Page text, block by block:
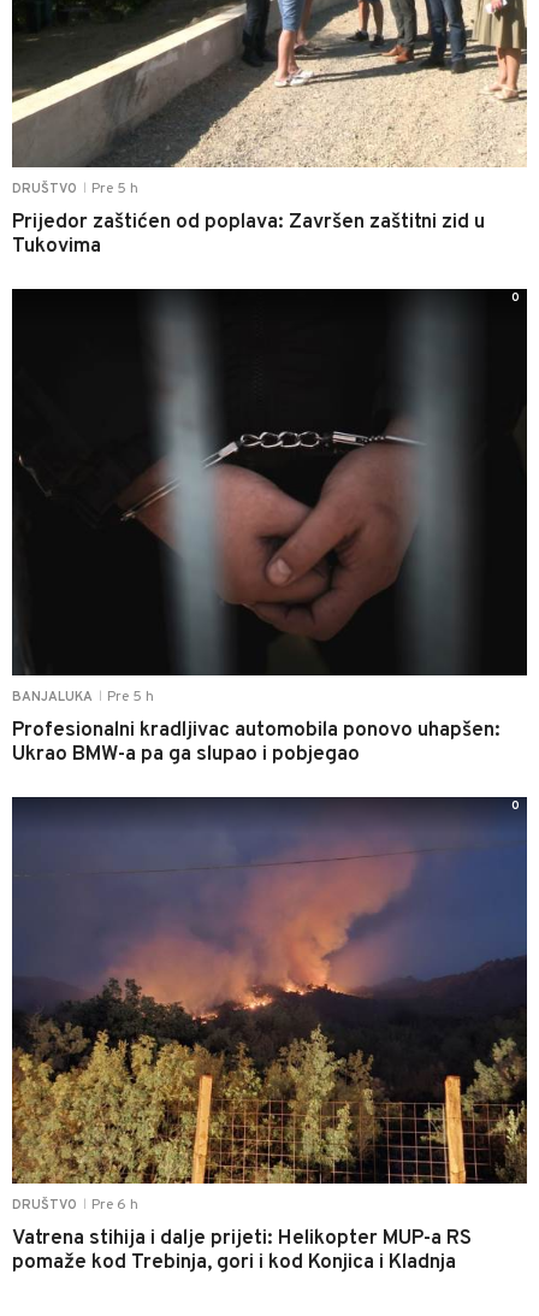
DRUŠTVO Pre 5 h
Prijedor zaštićen od poplava: Završen zaštitni zid u
Tukovima
BANJALUKA Pre 5 h
Profesionalni kradljivac automobila ponovo uhapšen:
Ukrao BMW-a pa ga slupao i pobjegao
0
DRUŠTVO Pre 6 h
Vatrena stihija i dalje prijeti: Helikopter MUP-a RS
pomaže kod Trebinja, gori i kod Konjica i Kladnja
0